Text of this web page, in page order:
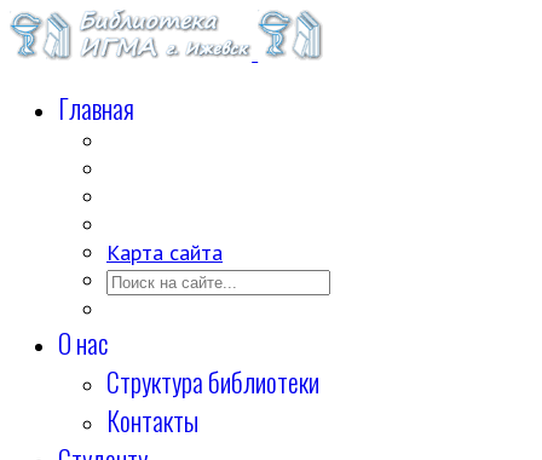
Главная
Карта сайта
О нас
Структура библиотеки
Контакты